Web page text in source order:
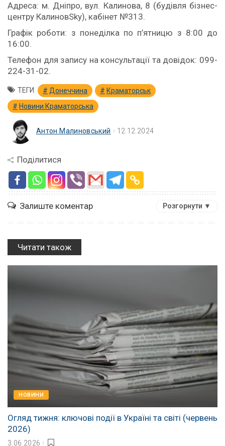
Адреса: м. Дніпро, вул. Калинова, 8 (будівля бізнес-
центру КалиновSky), кабінет №313.
Графік роботи: з понеділка по п’ятницю з 8:00 до
16:00.
Телефон для запису на консультації та довідок: 099-
224-31-02.
ТЕГИ Донеччина
Краматорськ
Новини Краматорська
Антон Малиновський 12.12.2024
Поділитися
Залиште коментар Розгорнути ▼
Читати також
НОВИНИ
Огляд тижня: ключові події в Україні та світі (червень
2026)
3.06.2026